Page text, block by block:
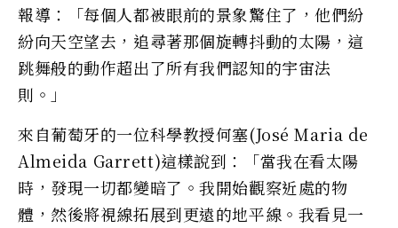
報導：「每個人都被眼前的景象驚住了，他們紛
紛向天空望去，追尋著那個旋轉抖動的太陽，這
跳舞般的動作超出了所有我們認知的宇宙法
則。」
來自葡萄牙的一位科學教授何塞(José Maria de
Almeida Garrett)這樣說到：「當我在看太陽
時，發現一切都變暗了。我開始觀察近處的物
體，然後將視線拓展到更遠的地平線。我看見一